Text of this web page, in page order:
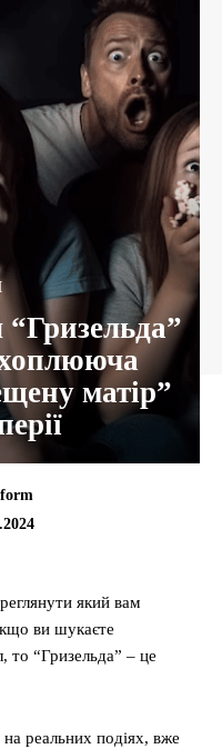
“Гризельда”
матір”
який вам
ви шукаєте
то “Гризельда” – це
реальних подіях, вже